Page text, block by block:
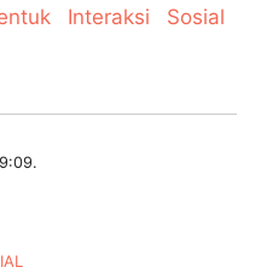
Interaksi Sosial